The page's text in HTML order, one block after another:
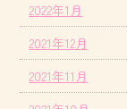
2022年1月
2021年12月
2021年11月